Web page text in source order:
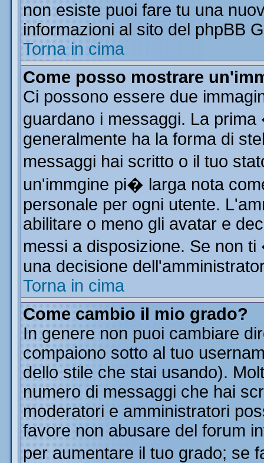
non esiste puoi fare tu una
informazioni al sito del phpBB
Torna in cima
Come posso mostrare
Ci possono essere due
guardano i messaggi. La
generalmente ha la forma di
messaggi hai scritto o il tuo
un'immgine pi� larga nota
personale per ogni utente.
abilitare o meno gli avatar e
messi a disposizione. Se non
una decisione
Torna in cima
Come cambio il mio grado?
In genere non puoi cambiare
compaiono sotto al tuo
dello stile che stai usando).
numero di messaggi che hai
moderatori e amministratori
favore non abusare del forum
per aumentare il tuo grado; se